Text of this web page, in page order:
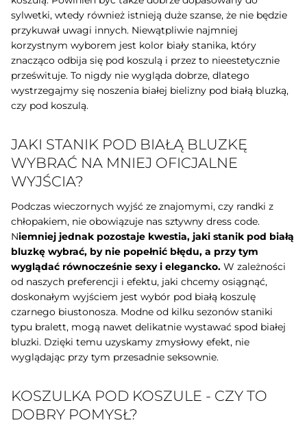
sylwetki, wtedy również istnieją duże szanse, że nie będzie
przykuwał uwagi innych. Niewątpliwie najmniej
korzystnym wyborem jest kolor biały stanika, który
znacząco odbija się pod koszulą i przez to nieestetycznie
prześwituje. To nigdy nie wygląda dobrze, dlatego
wystrzegajmy się noszenia białej bielizny pod białą bluzką,
czy pod koszulą.
JAKI STANIK POD BIAŁĄ BLUZKĘ
WYBRAĆ NA MNIEJ OFICJALNE
WYJŚCIA?
Podczas wieczornych wyjść ze znajomymi, czy randki z
chłopakiem, nie obowiązuje nas sztywny dress code.
Niemniej jednak pozostaje kwestia, jaki stanik pod białą
bluzkę wybrać, by nie popełnić błędu, a przy tym
wyglądać równocześnie sexy i elegancko. W zależności
od naszych preferencji i efektu, jaki chcemy osiągnąć,
doskonałym wyjściem jest wybór pod białą koszulę
czarnego biustonosza. Modne od kilku sezonów staniki
typu bralett, mogą nawet delikatnie wystawać spod białej
bluzki. Dzięki temu uzyskamy zmysłowy efekt, nie
wyglądając przy tym przesadnie seksownie.
KOSZULKA POD KOSZULE - CZY TO
DOBRY POMYSŁ?